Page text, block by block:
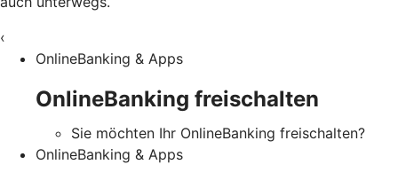
‹
OnlineBanking & Apps
OnlineBanking freischalten
Sie möchten Ihr OnlineBanking freischalten?
OnlineBanking & Apps